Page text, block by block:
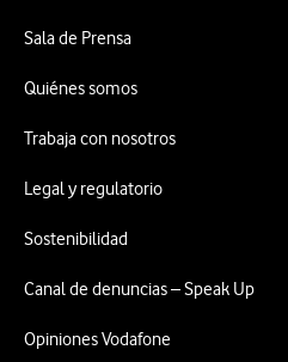
Sala de Prensa
Quiénes somos
Trabaja con nosotros
Legal y regulatorio
Sostenibilidad
Canal de denuncias – Speak Up
Opiniones Vodafone